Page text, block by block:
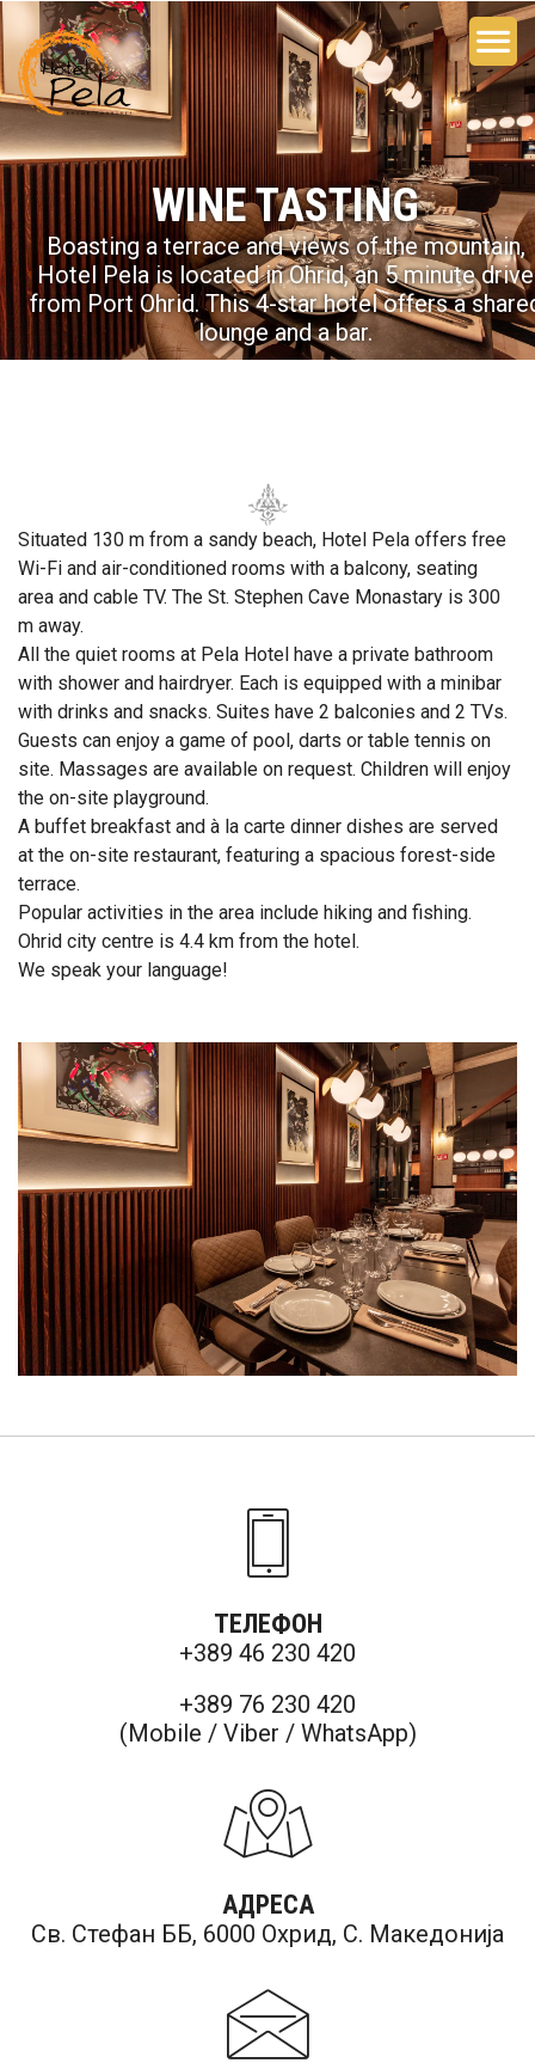
WINE TASTING
Boasting a terrace and views of the mountain,
Hotel Pela is located in Ohrid, an 5 minute drive
from Port Ohrid. This 4-star hotel offers a
lounge and a bar.
Situated 130 m from a sandy beach, Hotel Pela offers free
Wi-Fi and air-conditioned rooms with a balcony, seating
area and cable TV. The St. Stephen Cave Monastary is 300
m away.
All the quiet rooms at Pela Hotel have a private bathroom
with shower and hairdryer. Each is equipped with a minibar
with drinks and snacks. Suites have 2 balconies and 2 TVs.
Guests can enjoy a game of pool, darts or table tennis on
site. Massages are available on request. Children will enjoy
the on-site playground.
A buffet breakfast and à la carte dinner dishes are served
at the on-site restaurant, featuring a spacious forest-side
terrace.
Popular activities in the area include hiking and fishing.
Ohrid city centre is 4.4 km from the hotel.
We speak your language!
ТЕЛЕФОН
+389 46 230 420
+389 76 230 420
(Mobile / Viber / WhatsApp)
АДРЕСА
Св. Стефан ББ, 6000 Охрид, С. Македонија